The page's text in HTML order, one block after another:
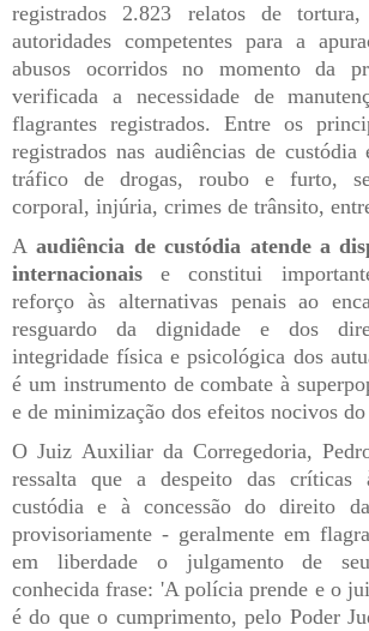
registrados 2.823 relatos de tortura,
autoridades competentes para a
abusos ocorridos no momento da
verificada a necessidade de
flagrantes registrados. Entre os
registrados nas audiências de
tráfico de drogas, roubo e furto,
corporal, injúria, crimes de trânsito,
Aaudiência de custódia atende a
internacionais e constitui
reforço às alternativas penais ao
resguardo da dignidade e dos
integridade física e psicológica dos
é um instrumento de combate à
e de minimização dos efeitos nocivos do
O Juiz Auxiliar da Corregedoria,
ressalta que a despeito das críticas
custódia e à concessão do direito
provisoriamente - geralmente em
em liberdade o julgamento de
conhecida frase: 'A polícia prende e o
é do que o cumprimento, pelo Poder